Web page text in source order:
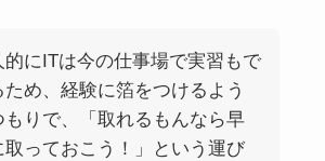
的にITは今の仕事場で実習もで
ため、経験に箔をつけるよう
もりで、「取れるもんなら早
取っておこう！」という運び